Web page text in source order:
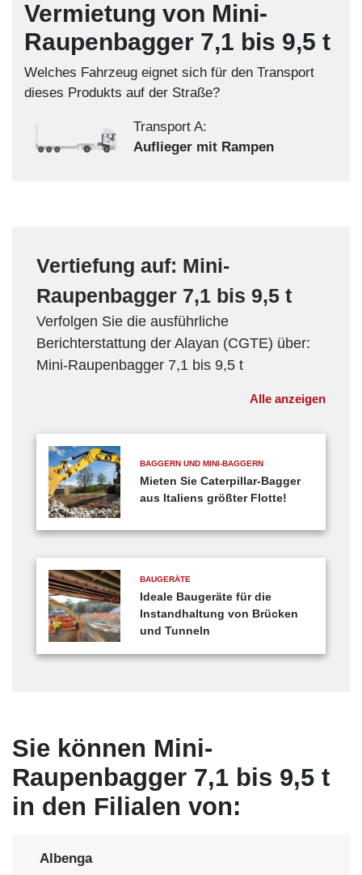
Vermietung von Mini-
Raupenbagger 7,1 bis 9,5 t
Welches Fahrzeug eignet sich für den Transport
dieses Produkts auf der Straße?
Transport A:
Auflieger mit Rampen
Vertiefung auf: Mini-
Raupenbagger 7,1 bis 9,5 t
Alle anzeigen
Verfolgen Sie die ausführliche
Berichterstattung der Alayan (CGTE) über:
Mini-Raupenbagger 7,1 bis 9,5 t
BAGGERN UND MINI-BAGGERN
Mieten Sie Caterpillar-Bagger
aus Italiens größter Flotte!
BAUGERÄTE
Ideale Baugeräte für die
Instandhaltung von Brücken
und Tunneln
Sie können Mini-
Raupenbagger 7,1 bis 9,5 t
in den Filialen von:
Albenga